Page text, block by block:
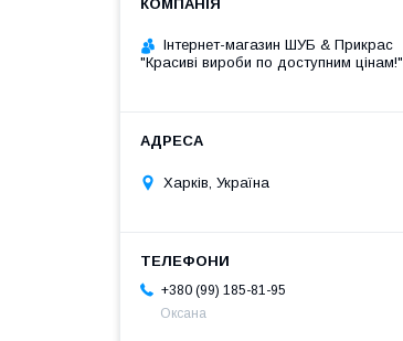
Інтернет-магазин ШУБ & Прикрас
"Красиві вироби по доступним цінам!"
Харків, Україна
+380 (99) 185-81-95
Оксана